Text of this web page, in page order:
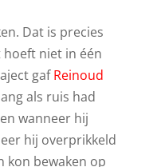
Dat is precies
hoeft niet in één
gafReinoud
als ruis had
wanneer hij
hij overprikkeld
kon bewaken op